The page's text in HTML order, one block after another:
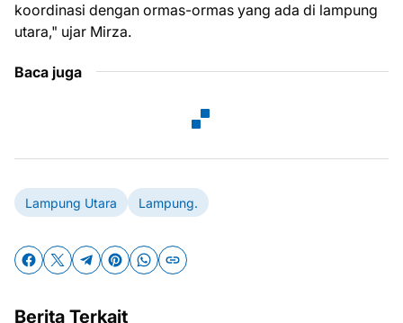
koordinasi dengan ormas-ormas yang ada di lampung
utara," ujar Mirza.
Baca juga
Lampung Utara Lampung.
Berita Terkait